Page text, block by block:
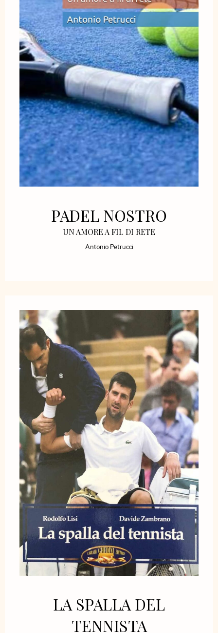
PADEL NOSTRO
UN AMORE A FIL DI RETE
Antonio Petrucci
LA SPALLA DEL
TENNISTA